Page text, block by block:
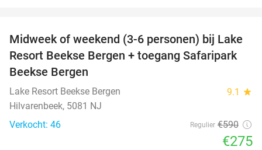
53%
Midweek of weekend (3-6 personen) bij Lake
Resort Beekse Bergen + toegang Safaripark
Beekse Bergen
Lake Resort Beekse Bergen 9.1 star
Hilvarenbeek, 5081 NJ
Verkocht: 46
Regulier €590
€275